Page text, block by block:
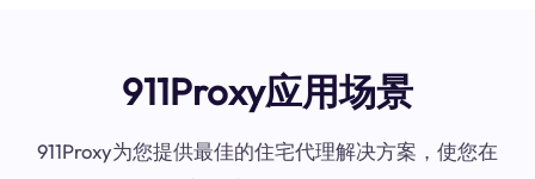
911Proxy应用场景
911Proxy为您提供最佳的住宅代理解决方案，使您在